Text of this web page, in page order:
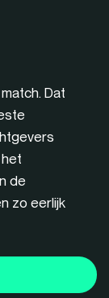
Dat
de
zo eerlijk